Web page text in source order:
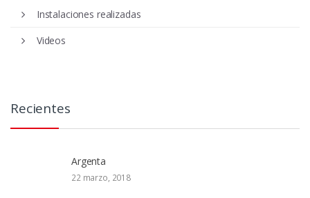
Instalaciones realizadas
Videos
Recientes
Argenta
22 marzo, 2018